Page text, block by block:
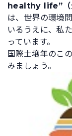
healthy life”（
は、世界の環境
いるうえに、私
っています。
国際土壌年のこ
みましょう。